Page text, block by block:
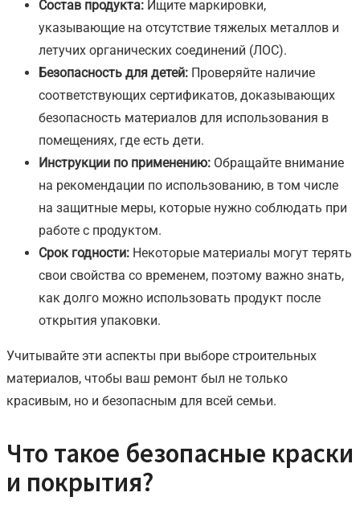
Состав продукта: Ищите маркировки,
указывающие на отсутствие тяжелых металлов и
летучих органических соединений (ЛОС).
Безопасность для детей: Проверяйте наличие
соответствующих сертификатов, доказывающих
безопасность материалов для использования в
помещениях, где есть дети.
Инструкции по применению: Обращайте внимание
на рекомендации по использованию, в том числе
на защитные меры, которые нужно соблюдать при
работе с продуктом.
Срок годности: Некоторые материалы могут терять
свои свойства со временем, поэтому важно знать,
как долго можно использовать продукт после
открытия упаковки.
Учитывайте эти аспекты при выборе строительных
материалов, чтобы ваш ремонт был не только
красивым, но и безопасным для всей семьи.
Что такое безопасные краски
и покрытия?